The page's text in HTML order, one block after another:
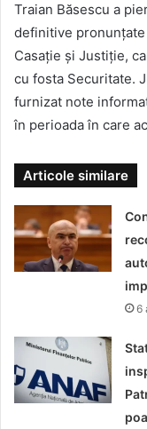
Traian Băsescu a
definitive
Casație și Justiție,
cu fosta Securitate.
furnizat note
în perioada în care
Articole similare
6